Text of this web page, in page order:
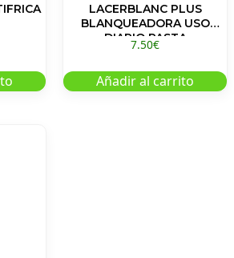
LACERBLANC PLUS
BLANQUEADORA USO
DIARIO PASTA
7.50€
Añadir al carrito